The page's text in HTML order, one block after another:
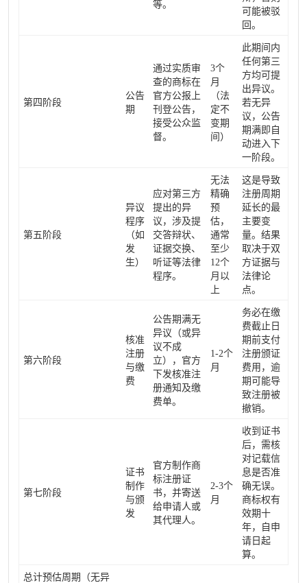
等。
可能被驳
回。
第四阶段
公告
期
通过实质审
查的商标在
官方公报上
刊登公告，
接受公众监
督。
3个
月
（法
定不
变期
间）
此期间内
任何第三
方均可提
出异议。
若无异
议，公告
期满即自
动进入下
一阶段。
第五阶段
异议
程序
（如
发
生）
应对第三方
提出的异
议，涉及提
交答辩状、
证据交换、
听证等法律
程序。
无法
精确
预
估，
通常
至少
12个
月以
上
这是导致
注册周期
延长的最
主要变
量。结果
取决于双
方证据与
法律论
点。
第六阶段
核准
注册
与缴
费
公告期满无
异议（或异
议不成
立），官方
下发核准注
册通知及缴
费单。
1-2个
月
务必在缴
费截止日
期前支付
注册颁证
费用，逾
期可能导
致注册被
撤销。
第七阶段
证书
制作
与颁
发
官方制作商
标注册证
书，并寄送
给申请人或
其代理人。
2-3个
月
收到证书
后，需核
对记载信
息是否准
确无误。
商标权有
效期十
年，自申
请日起
算。
总计预估周期（无异